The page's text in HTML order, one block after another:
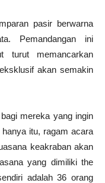
pasir berwarna
Pemandangan ini
memancarkan
akan semakin
mereka yang ingin
itu, ragam acara
keakraban akan
yang dimiliki the
adalah 36 orang